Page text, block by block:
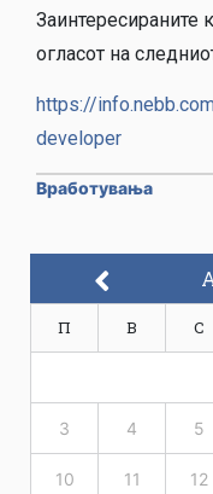
Заинтересираните
огласот на
https://
developer
Вработувања
П В С
3 4 5
10 11 12